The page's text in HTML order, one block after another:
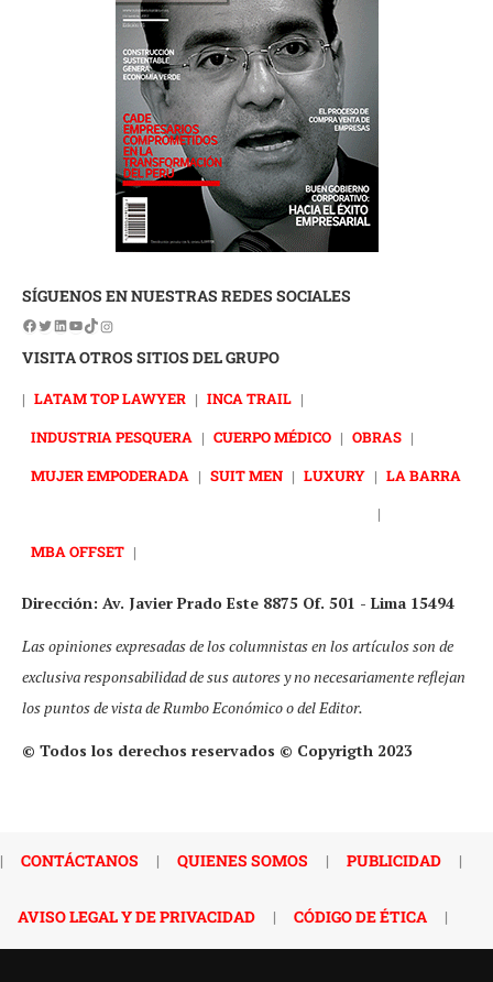
SÍGUENOS EN NUESTRAS REDES SOCIALES
VISITA OTROS SITIOS DEL GRUPO
| LATAM TOP LAWYER | INCA TRAIL |
INDUSTRIA PESQUERA | CUERPO MÉDICO | OBRAS |
MUJER EMPODERADA | SUIT MEN | LUXURY | LA BARRA
|
MBA OFFSET |
Dirección: Av. Javier Prado Este 8875 Of. 501 - Lima 15494
Las opiniones expresadas de los columnistas en los artículos son de
exclusiva responsabilidad de sus autores y no necesariamente reflejan
los puntos de vista de Rumbo Económico o del Editor.
© Todos los derechos reservados © Copyrigth 2023
| CONTÁCTANOS | QUIENES SOMOS | PUBLICIDAD |
AVISO LEGAL Y DE PRIVACIDAD | CÓDIGO DE ÉTICA |